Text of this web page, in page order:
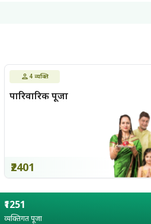
4 व्यक्ति
पारिवारिक पूजा
₹2401
₹1251
व्यक्तिगत पूजा